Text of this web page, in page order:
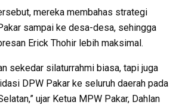
mereka membahas strategi
sampai ke desa-desa, sehingga
Erick Thohir lebih maksimal.
sekedar silaturrahmi biasa, tapi juga
DPW Pakar ke seluruh daerah pada
ujar Ketua MPW Pakar, Dahlan